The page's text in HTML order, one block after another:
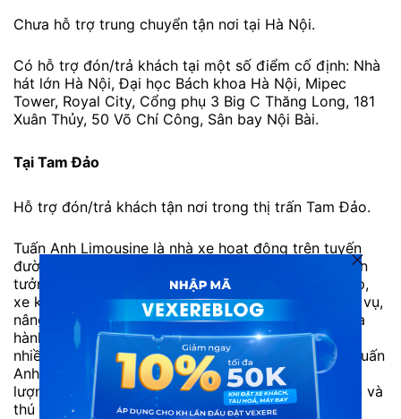
Chưa hỗ trợ trung chuyển tận nơi tại Hà Nội.
Có hỗ trợ đón/trả khách tại một số điểm cố định: Nhà
hát lớn Hà Nội, Đại học Bách khoa Hà Nội, Mipec
Tower, Royal City, Cổng phụ 3 Big C Thăng Long, 181
Xuân Thủy, 50 Võ Chí Công, Sân bay Nội Bài.
Tại Tam Đảo
Hỗ trợ đón/trả khách tận nơi trong thị trấn Tam Đảo.
Tuấn Anh Limousine là nhà xe hoạt động trên tuyến
đường Hà Nội – Tam Đảo được nhiều hành khách tin
tưởng lựa chọn. Phục vụ dòng xe limousine cao cấp,
xe khách Tuấn Anh luôn chú trọng chất lượng phục vụ,
nâng cao hệ thống tiện ích phù hợp với nhu cầu của
hành khách. Xe limousine từ Hà Nội đi Tam Đảo tuy
nhiều, thời gian di chuyển nhanh chóng, nhưng xe Tuấn
Anh Limousine đi Tam Đảo luôn là sự lựa chọn chất
lượng cho hành khách muốn có trải nghiệm an toàn và
thú vị.